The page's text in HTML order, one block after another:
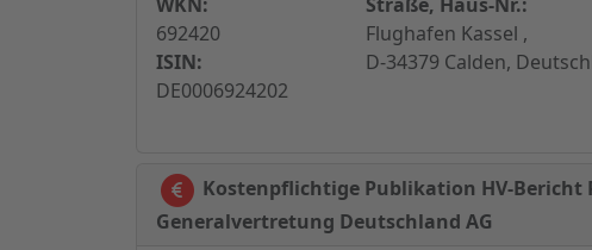
692420
ISIN:
DE0006924202
Flughafen Kassel ,
D-34379 Calden,
Kostenpflichtige Publikation HV-Bericht
Generalvertretung Deutschland AG